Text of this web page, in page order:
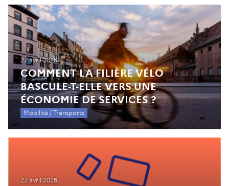
Mobilité / Transports
COMMENT LA FILIÈRE VÉLO
BASCULE-T-ELLE VERS UNE
ÉCONOMIE DE SERVICES ?
27 avril 2026
27 avril 2026